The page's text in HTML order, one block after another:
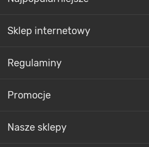
Wydajne malowanie
Odśwież kolor powierzchni
Sklep internetowy
Regulaminy
Promocje
Nasze sklepy